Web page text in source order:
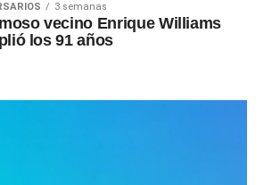
3 semanas
vecino Enrique Williams
los 91 años